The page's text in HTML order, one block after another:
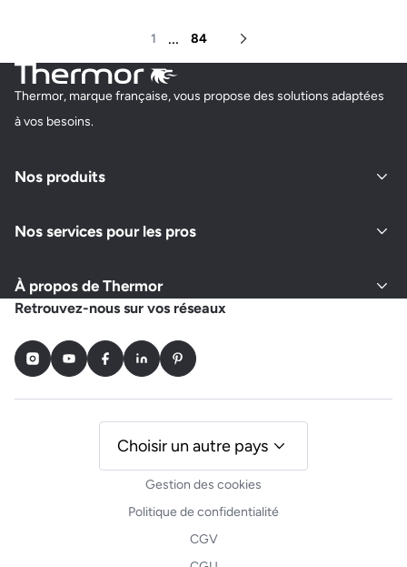
1 ... 84
Page suivante
Thermor, marque française, vous propose des solutions adaptées
à vos besoins.
Nos produits
Nos services pour les pros
À propos de Thermor
Retrouvez-nous sur vos réseaux
InstagramYoutubeFacebookLinkedInPinterest
Gestion des cookies
Politique de confidentialité
CGV
Choisir un autre pays